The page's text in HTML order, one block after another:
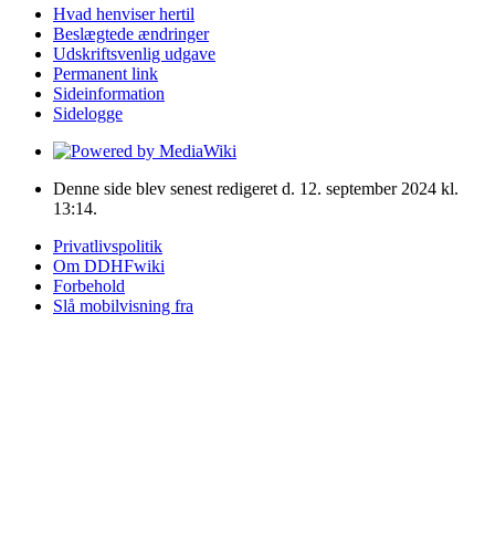
Hvad henviser hertil
Beslægtede ændringer
Udskriftsvenlig udgave
Permanent link
Sideinformation
Sidelogge
Denne side blev senest redigeret d. 12. september 2024 kl.
13:14.
Privatlivspolitik
Om DDHFwiki
Forbehold
Slå mobilvisning fra